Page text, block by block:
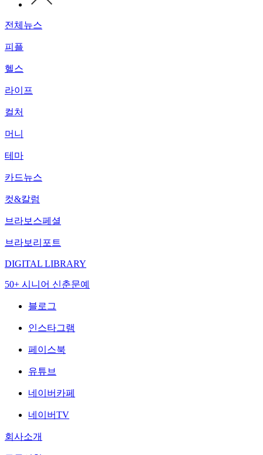
전체뉴스
피플
헬스
라이프
컬처
머니
테마
카드뉴스
컷&칼럼
브라보스페셜
브라보리포트
DIGITAL LIBRARY
50+ 시니어 신춘문예
블로그
인스타그램
페이스북
유튜브
네이버카페
네이버TV
회사소개